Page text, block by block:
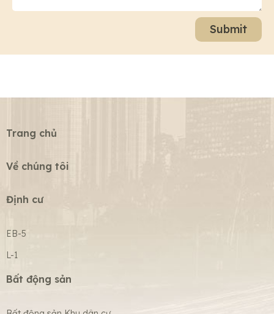
Submit
Trang chủ
Về chúng tôi
Định cư
EB-5
L-1
Bất động sản